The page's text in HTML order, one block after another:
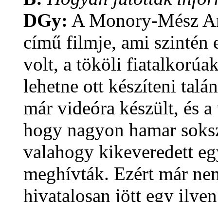
DGy: A Monory-Mész
című filmje, ami szintén
volt, a tököli
lehetne ott készíteni
már videóra készült, és
hogy nagyon hamar
valahogy kikeveredett
meghívták. Ezért már
hivatalosan jött egy